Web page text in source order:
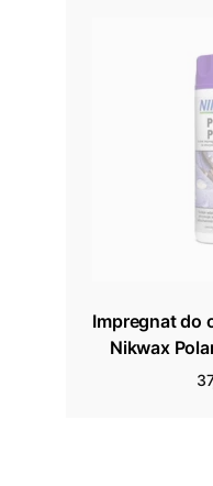
Impregnat do
Nikwax